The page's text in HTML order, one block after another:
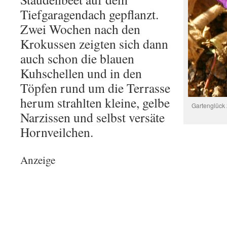
Gartenglück
Tiefgaragendach gepflanzt.
Zwei Wochen nach den
Krokussen zeigten sich dann
auch schon die blauen
Kuhschellen und in den
Töpfen rund um die Terrasse
herum strahlten kleine, gelbe
Narzissen und selbst versäte
Hornveilchen.
Anzeige